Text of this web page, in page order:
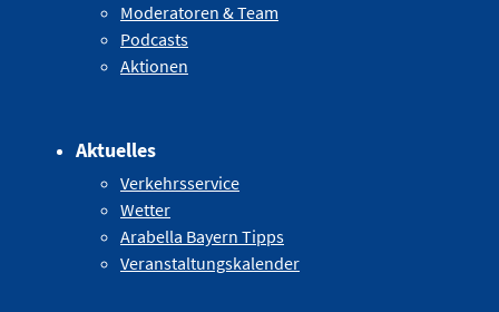
Moderatoren & Team
Podcasts
Aktionen
Aktuelles
Verkehrsservice
Wetter
Arabella Bayern Tipps
Veranstaltungskalender